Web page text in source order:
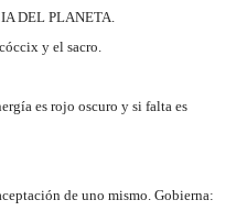
DEL PLANETA.
y el sacro.
es rojo oscuro y si falta es
de uno mismo. Gobierna: